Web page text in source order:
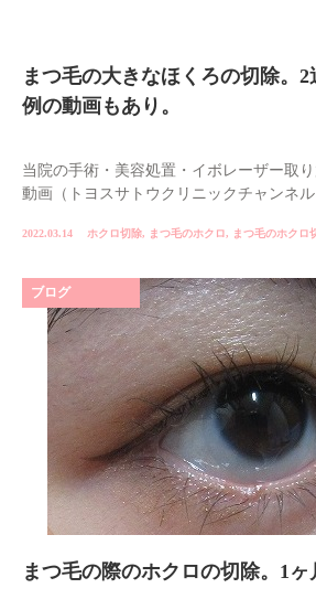
まつ毛の大きなほくろの切除。
例の動画もあり。
当院の手術・美容処置・イボレーザー取
動画（トヨスサトウクリニックチャンネ
2022.03.14 ホクロ切除, まつ毛のホクロ, まつ毛のホクロ
ブログ
まつ毛の際のホクロの切除。1ヶ